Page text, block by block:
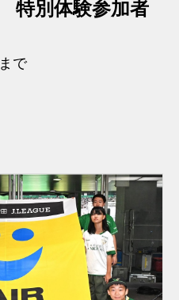
特別体験参加者
で